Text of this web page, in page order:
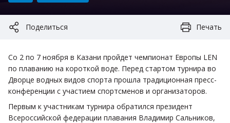
Поделиться Печать
Со 2 по 7 ноября в Казани пройдет чемпионат Европы LEN
по плаванию на короткой воде. Перед стартом турнира во
Дворце водных видов спорта прошла традиционная пресс-
конференции с участием спортсменов и организаторов.
Первым к участникам турнира обратился президент
Всероссийской федерации плавания Владимир Сальников,